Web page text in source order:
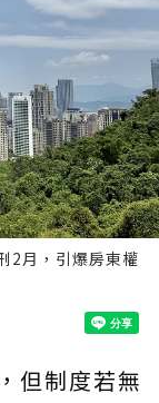
2月，引爆房東權
但制度若無